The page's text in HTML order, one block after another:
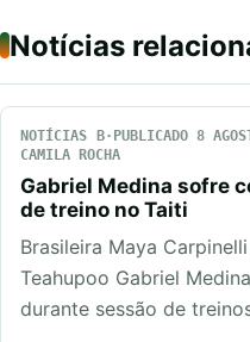
Notícias
NOTÍCIAS PUBLICADO 8
CAMILA ROCHA
Gabriel Medina sofre
de treino no Taiti
Brasileira Maya
Teahupoo Gabriel
durante sessão de